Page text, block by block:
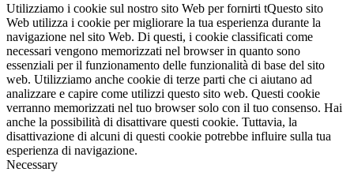
Utilizziamo i cookie sul nostro sito Web per fornirti tQuesto sito
Web utilizza i cookie per migliorare la tua esperienza durante la
navigazione nel sito Web. Di questi, i cookie classificati come
necessari vengono memorizzati nel browser in quanto sono
essenziali per il funzionamento delle funzionalità di base del sito
web. Utilizziamo anche cookie di terze parti che ci aiutano ad
analizzare e capire come utilizzi questo sito web. Questi cookie
verranno memorizzati nel tuo browser solo con il tuo consenso. Hai
anche la possibilità di disattivare questi cookie. Tuttavia, la
disattivazione di alcuni di questi cookie potrebbe influire sulla tua
esperienza di navigazione.
Necessary